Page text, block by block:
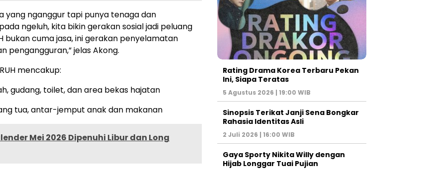
yang nganggur tapi punya tenaga dan
ngeluh, kita bikin gerakan sosial jadi peluang
bukan cuma jasa, ini gerakan penyelamatan
pengangguran,” jelas Akong.
mencakup:
gudang, toilet, dan area bekas hajatan
tua, antar-jemput anak dan makanan
Mei 2026 Dipenuhi Libur dan Long
Rating Drama Korea Terbaru Pekan
Ini, Siapa Teratas
5 Agustus 2026 | 19:00 WIB
Sinopsis Terikat Janji Sena Bongkar
Rahasia Identitas Asli
2 Juli 2026 | 16:00 WIB
Gaya Sporty Nikita Willy dengan
Hijab Longgar Tuai Pujian